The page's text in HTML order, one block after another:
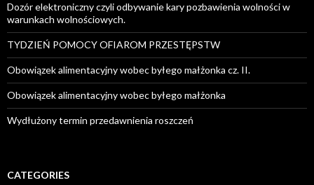
Dozór elektroniczny czyli odbywanie kary pozbawienia wolności w
warunkach wolnościowych.
TYDZIEŃ POMOCY OFIAROM PRZESTĘPSTW
Obowiązek alimentacyjny wobec byłego małżonka cz. II.
Obowiązek alimentacyjny wobec byłego małżonka
Wydłużony termin przedawnienia roszczeń
CATEGORIES